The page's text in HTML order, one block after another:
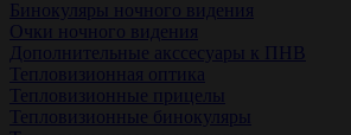
Бинокуляры ночного видения
Очки ночного видения
Дополнительные акссесуары к ПНВ
Тепловизионная оптика
Тепловизионные прицелы
Тепловизионные бинокуляры